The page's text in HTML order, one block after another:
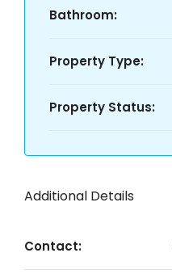
Bathroom:
Property Type:
Property Status:
Additional Details
Contact: